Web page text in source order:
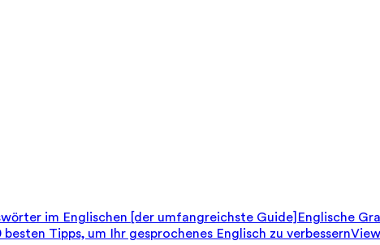
im Englischen [der umfangreichste Guide] Englische
besten Tipps, um Ihr gesprochenes Englisch zu verbessernView